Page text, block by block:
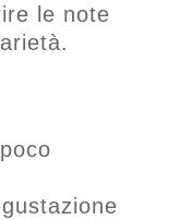
le note